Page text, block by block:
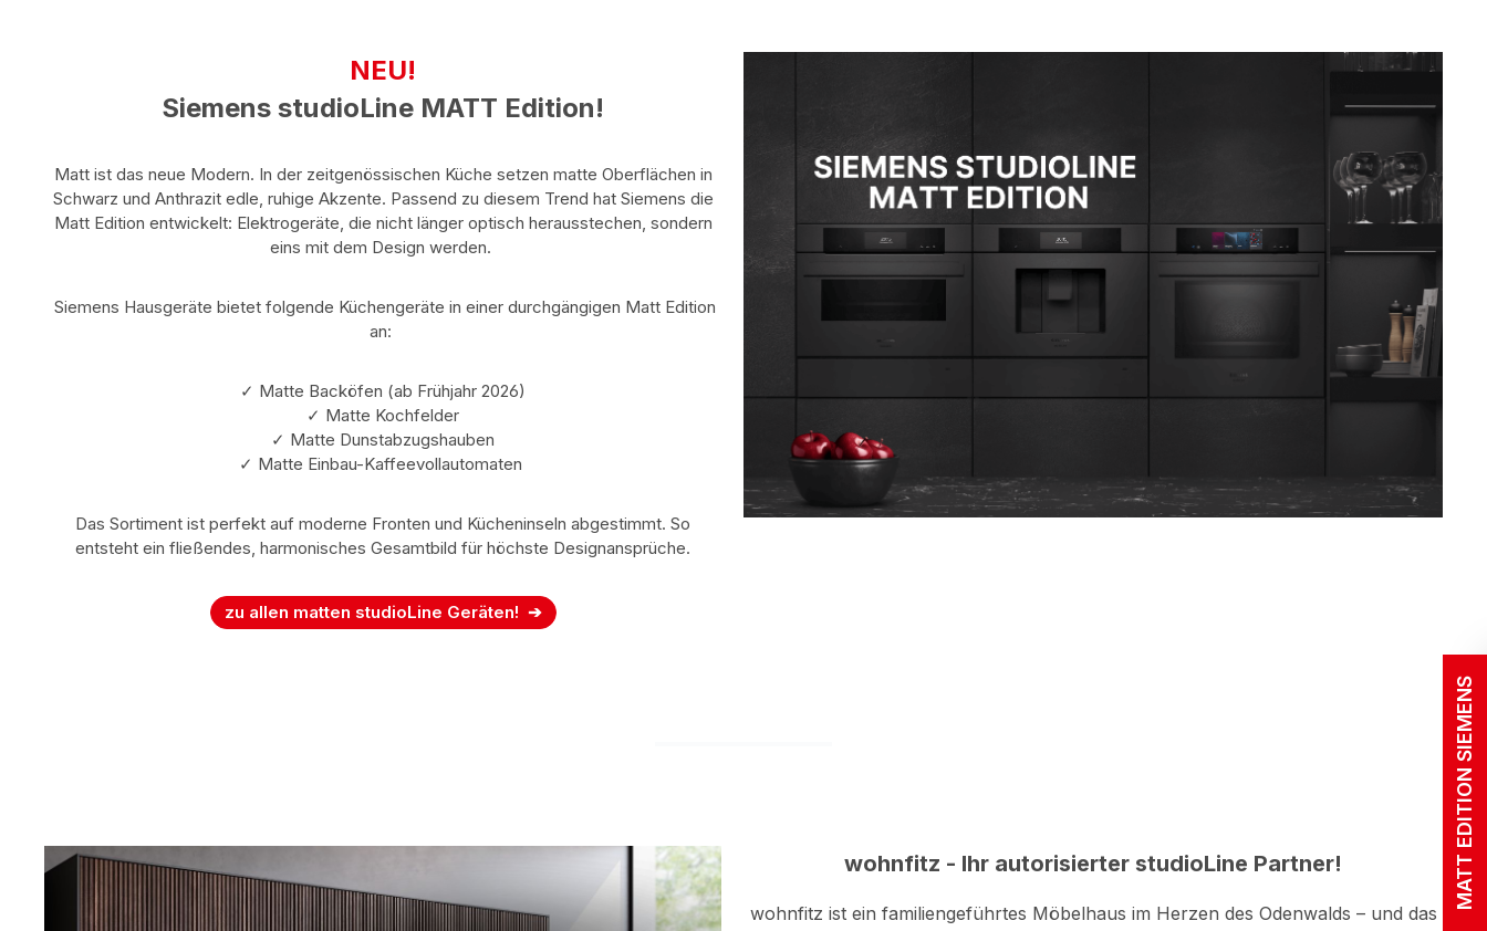
NEU!
Siemens studioLine MATT Edition!
Matt ist das neue Modern. In der zeitgenössischen Küche setzen matte Oberflächen in
Schwarz und Anthrazit edle, ruhige Akzente. Passend zu diesem Trend hat Siemens die
Matt Edition entwickelt: Elektrogeräte, die nicht länger optisch herausstechen, sondern
eins mit dem Design werden.
Siemens Hausgeräte bietet folgende Küchengeräte in einer durchgängigen Matt Edition
an:
✓ Matte Backöfen (ab Frühjahr 2026)
✓ Matte Kochfelder
✓ Matte Dunstabzugshauben
✓ Matte Einbau-Kaffeevollautomaten
Das Sortiment ist perfekt auf moderne Fronten und Kücheninseln abgestimmt. So
entsteht ein fließendes, harmonisches Gesamtbild für höchste Designansprüche.
zu allen matten studioLine Geräten!
wohnfitz - Ihr autorisierter studioLine Partner!
wohnfitz ist ein familiengeführtes Möbelhaus im Herzen des Odenwalds – und das
MATT EDITION SIEMENS